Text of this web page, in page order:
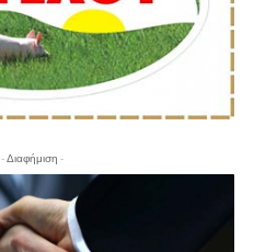
- Διαφήμιση -